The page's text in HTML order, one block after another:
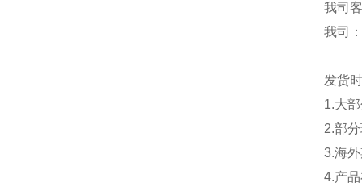
我司
我司
发货
1.大
2.部
3.海
4.产